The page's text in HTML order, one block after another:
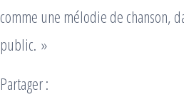
comme une mélodie de chanson,
public. »
Partager :